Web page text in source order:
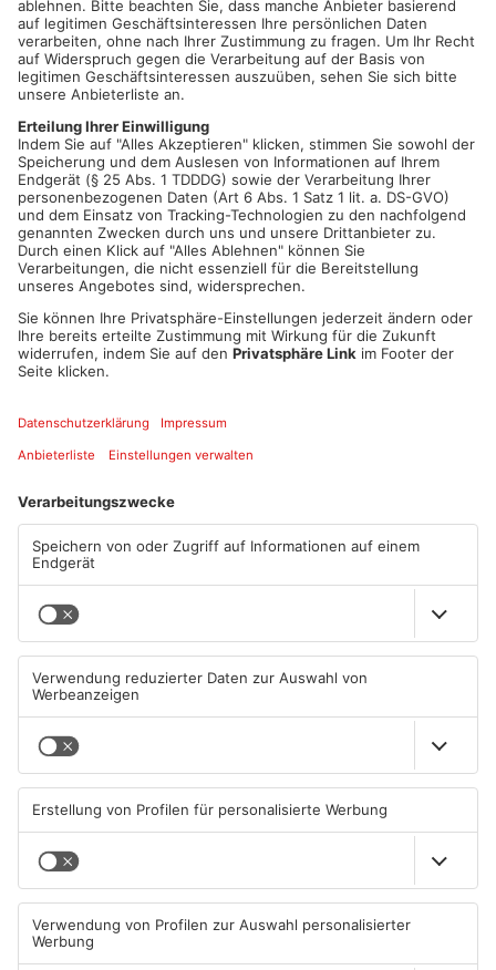
Vom 12. bis 14. Juni lädt der Hotel- und Landgasthof
Oberschnorrhof in Dammbach zu einem großen Sommerfest
ein.
Geplant ist ein buntes Programm für die ganze Familie. Unter
anderem gibt es eine Hüpfburg, Alpaka-Besichtigungen,
tägliche Livemusik sowie verschiedene Spiele und
Wettbewerbe.
Am Sonntag findet zusätzlich ein Gottesdienst statt. Dabei
wird auch der neue Biergarten gesegnet. Außerdem gibt es ein
Gedenken an die Verstorbenen.
Das Oberschnorrhof-Team lädt alle herzlich ein,
vorbeizukommen und gemeinsam ein sommerliches
Festwochenende in Dammbach zu erleben.
Datum und Uhrzeit
Fr. 12. Juni 2026, 18:00 Uhr - So. 14. Juni 2026, 18:00 Uhr
ICAL GOOGLE
Standort
Landgasthof Oberschnorrhof Dammbach